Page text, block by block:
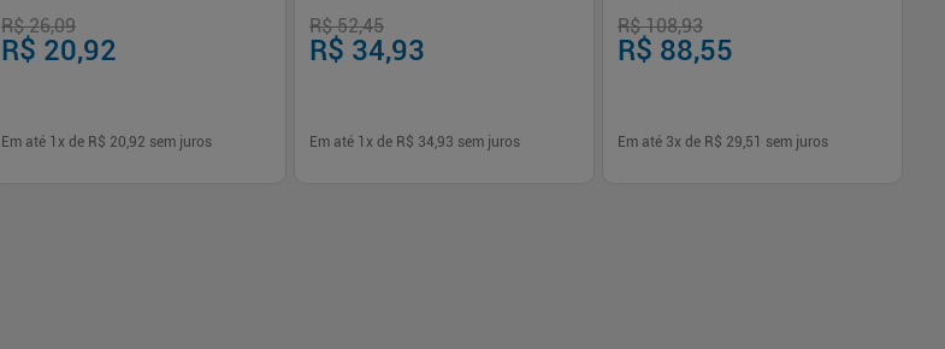
R$ 26,09
R$ 20,92
Em até 1 x de R$ 20,92 sem juros
R$ 52,45
R$ 34,93
Em até 1 x de R$ 34,93 sem juros
R$ 108,93
R$ 88,55
Em até 3x de R$ 29,51 sem juros